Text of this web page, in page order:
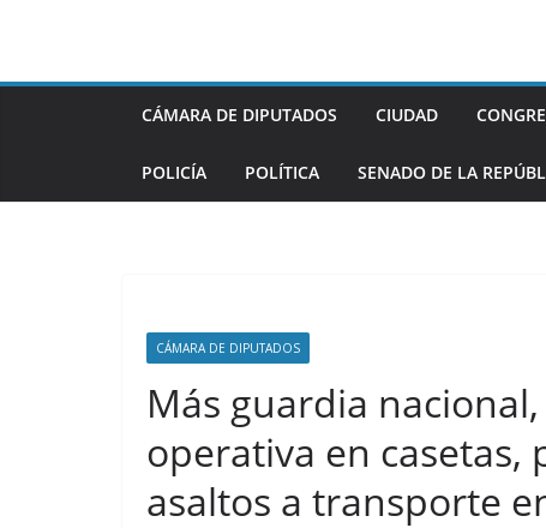
contenido
CÁMARA DE DIPUTADOS CIUDAD
POLICÍA POLÍTICA SENADO DE LA
CÁMARA DE DIPUTADOS
Más guardia
operativa en casetas,
asaltos a transporte